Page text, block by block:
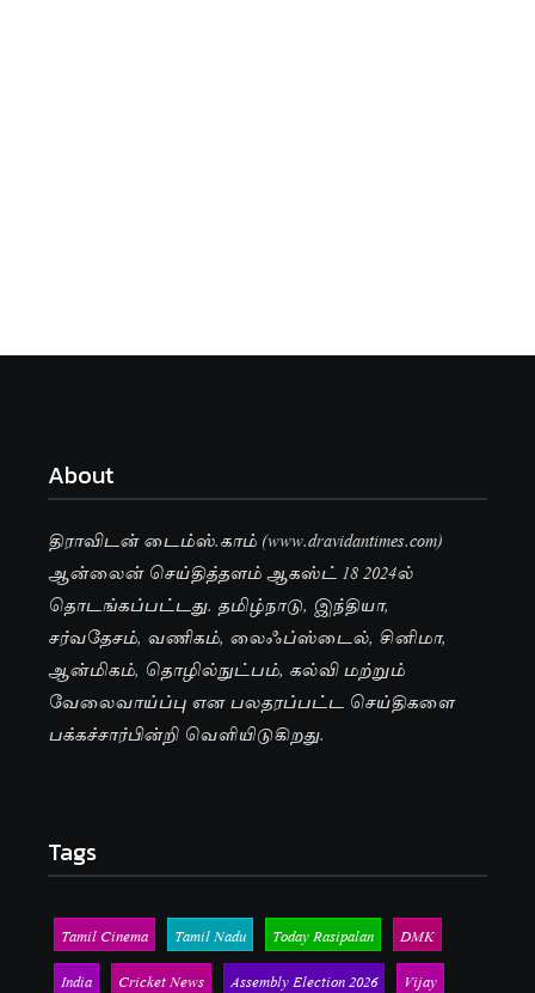
About
திராவிடன் டைம்ஸ்.காம் (www.dravidantimes.com)
ஆன்லைன் செய்தித்தளம் ஆகஸ்ட் 18 2024ல்
தொடங்கப்பட்டது. தமிழ்நாடு, இந்தியா,
சர்வதேசம், வணிகம், லைஃப்ஸ்டைல், சினிமா,
ஆன்மிகம், தொழில்நுட்பம், கல்வி மற்றும்
வேலைவாய்ப்பு என பலதரப்பட்ட செய்திகளை
பக்கச்சார்பின்றி வெளியிடுகிறது.
Tags
Tamil Cinema Tamil Nadu Today Rasipalan
DMK
India
Cricket News Assembly Election 2026
Vijay